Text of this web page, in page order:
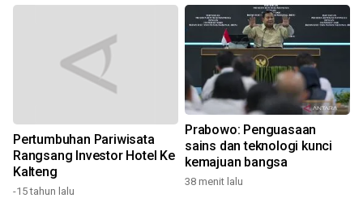
Pertumbuhan Pariwisata
Rangsang Investor Hotel Ke
Kalteng
-15 tahun lalu
Prabowo: Penguasaan
sains dan teknologi kunci
kemajuan bangsa
38 menit lalu